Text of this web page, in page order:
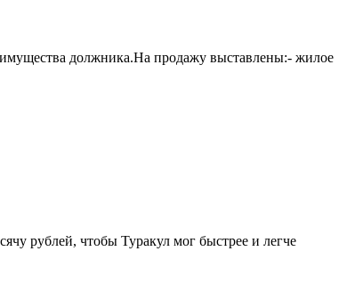
должника.На продажу выставлены:- жилое
рублей, чтобы Туракул мог быстрее и легче